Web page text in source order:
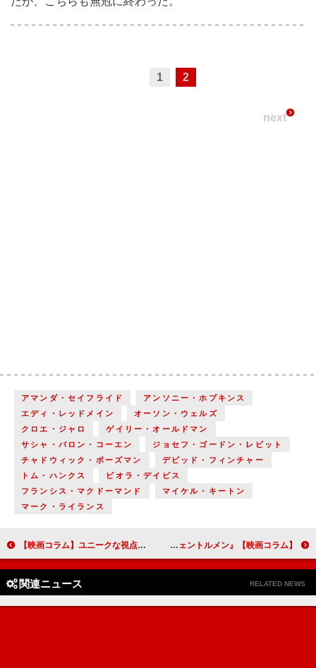
1 2
next
アマンダ・セイフライド
アンソニー・ホプキンス
エディ・レッドメイン
オーソン・ウェルズ
クロエ・ジャロ
ゲイリー・オールドマン
サシャ・バロン・コーエン
ジョセフ・ゴードン・レビット
チャドウィック・ボーズマン
デビッド・フィンチャー
トム・ハンクス
ビオラ・デイビス
フランシス・マクドーマンド
マイケル・キートン
マーク・ライランス
【映画コラム】ユニークな視点で描かれたドキュメンタリー映画『ブックセラーズ』と『SNS－少女たち10日間－』 【映画コラム】緊急事態宣言の中、公開にこぎつけた『ラブ・セカンド・サイト はじまりは初恋のおわりから』『ジェントルメン』
関連ニュース RELATED NEWS